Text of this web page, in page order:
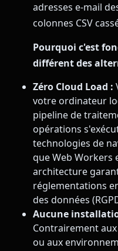
adresses e-mail
colonnes CSV
Pourquoi c'est
différent des
Zéro Cloud Load :
votre ordinateur
pipeline de
opérations
technologies de
que Web Workers
architecture
réglementations
des données
Aucune
Contrairement
ou aux